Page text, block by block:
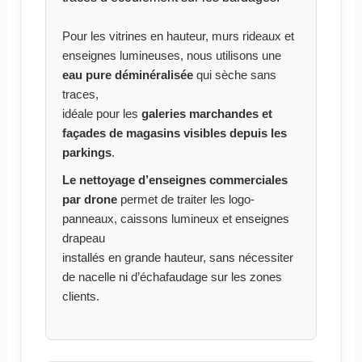
Pour les vitrines en hauteur, murs rideaux et
enseignes lumineuses, nous utilisons une
eau pure déminéraliséequi sèche sans
traces,
idéale pour les galeries marchandes et
façades de magasins visibles depuis les
parkings.
Le nettoyage d’enseignes commerciales
par dronepermet de traiter les logo-
panneaux, caissons lumineux et enseignes
drapeau
installés en grande hauteur, sans nécessiter
de nacelle ni d’échafaudage sur les zones
clients.